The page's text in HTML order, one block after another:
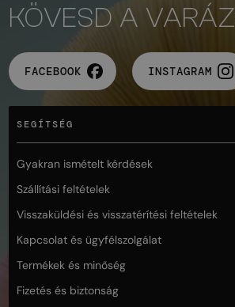
KÖVESD A
FACEBOOK INSTAGRAM
SEGÍTSÉG
Gyakran ismételt kérdések
Szállítási feltételek
Visszaküldési és visszatérítési feltételek
Kapcsolat és ügyfélszolgálat
Termékek és minőség
Fizetés és biztonság